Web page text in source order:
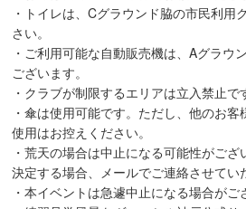
・トイレは、Cグラウンド脇の市民利用
さい。
・ご利用可能な自動販売機は、Aグラウ
ございます。
・クラブが制限するエリアは立入禁止で
・傘は使用可能です。ただし、他のお
使用はお控えください。
・荒天の場合は中止になる可能性がご
決定する場合、メールでご連絡させてい
・本イベントは急遽中止になる場合がご